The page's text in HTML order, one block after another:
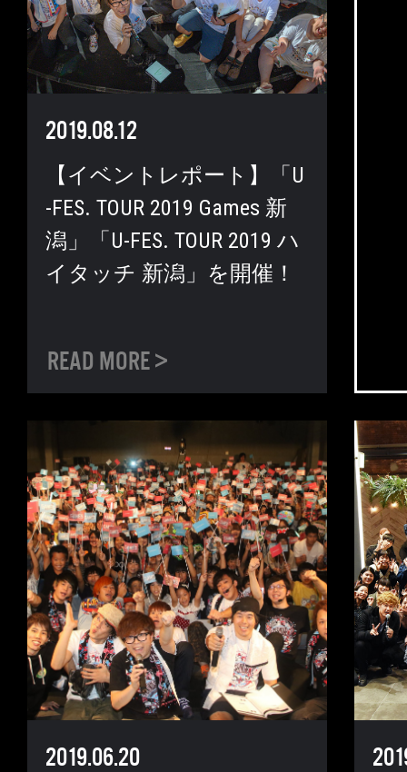
2019.08.12
【イベントレポート】「U
-FES. TOUR 2019 Games 新
潟」「U-FES. TOUR 2019 ハ
イタッチ 新潟」を開催！
2019.06.20